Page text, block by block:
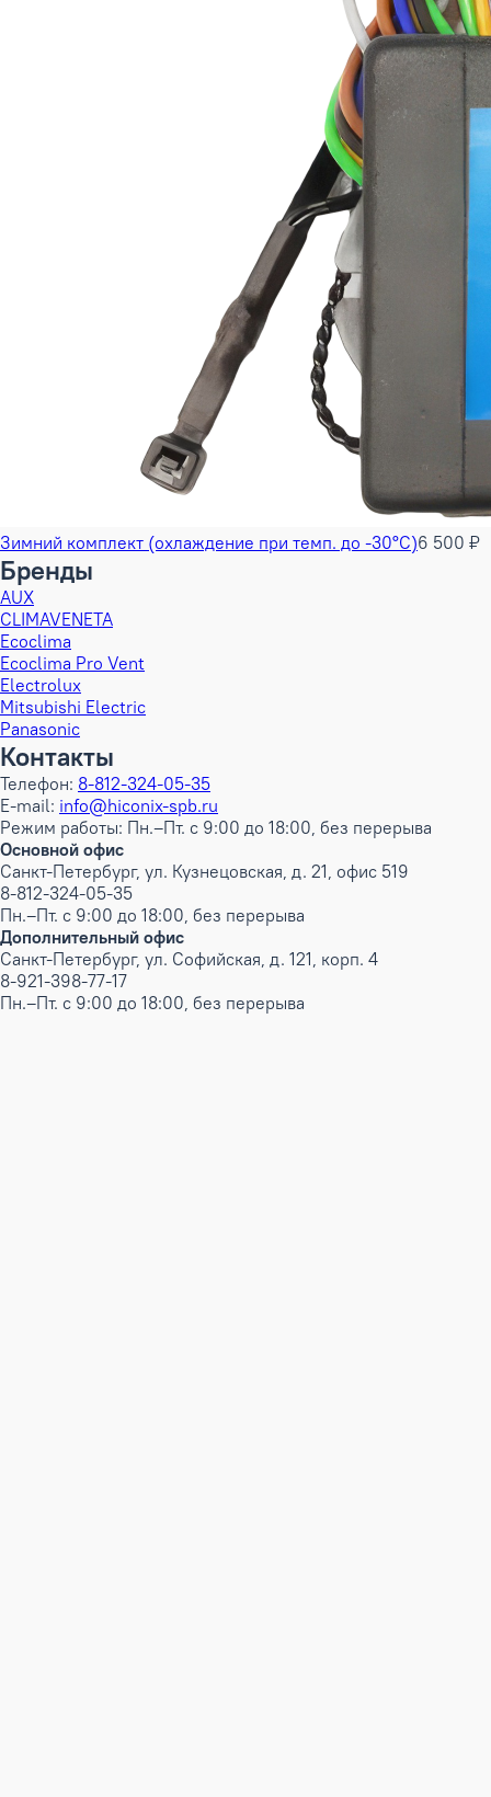
Зимний комплект (охлаждение при темп. до -30°С)6 500 ₽
Бренды
AUX
CLIMAVENETA
Ecoclima
Ecoclima Pro Vent
Electrolux
Mitsubishi Electric
Panasonic
Контакты
Телефон: 8-812-324-05-35
E-mail: info@hiconix-spb.ru
Режим работы: Пн.–Пт. с 9:00 до 18:00, без перерыва
Основной офис
Санкт-Петербург, ул. Кузнецовская, д. 21, офис 519
8-812-324-05-35
Пн.–Пт. с 9:00 до 18:00, без перерыва
Дополнительный офис
Санкт-Петербург, ул. Софийская, д. 121, корп. 4
8-921-398-77-17
Пн.–Пт. с 9:00 до 18:00, без перерыва